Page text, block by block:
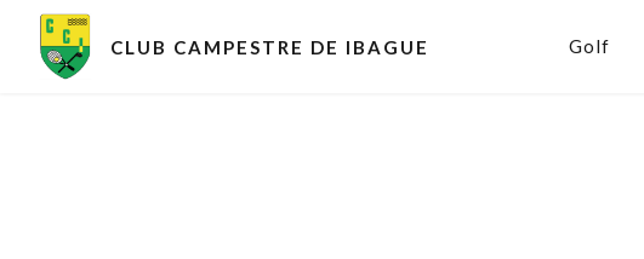
CLUB CAMPESTRE DE IBAGUE Golf